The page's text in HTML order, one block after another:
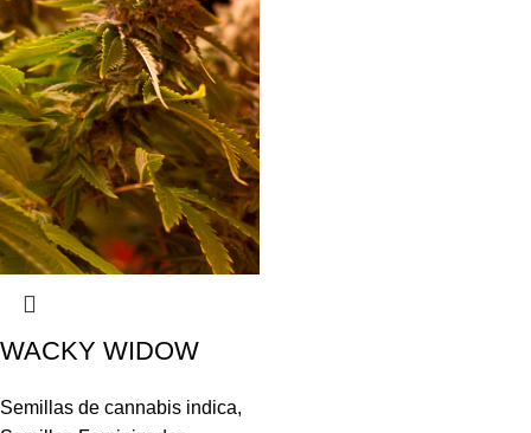
WACKY WIDOW
Semillas de cannabis indica,